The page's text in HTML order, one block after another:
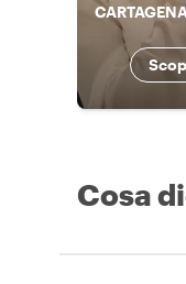
Cosa